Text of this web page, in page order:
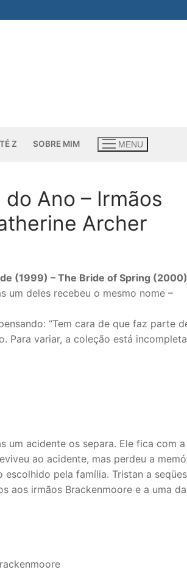
Z SOBRE MIM MENU
Ano – Irmãos
Archer
(1999) – The Bride of Spring
um deles recebeu o mesmo nome –
“Tem cara de que faz parte
Para variar, a coleção está
um acidente os separa. Ele fica com a
ao acidente, mas perdeu a
pela família. Tristan a
aos irmãos Brackenmoore e a uma